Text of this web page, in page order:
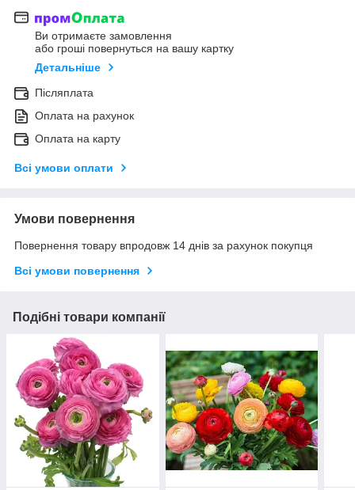
Ви отримаєте замовлення
або гроші повернуться на вашу картку
Детальніше
Післяплата
Оплата на рахунок
Оплата на карту
Всі умови оплати
Умови повернення
Повернення товару впродовж 14 днів за рахунок покупця
Всі умови повернення
Подібні товари компанії